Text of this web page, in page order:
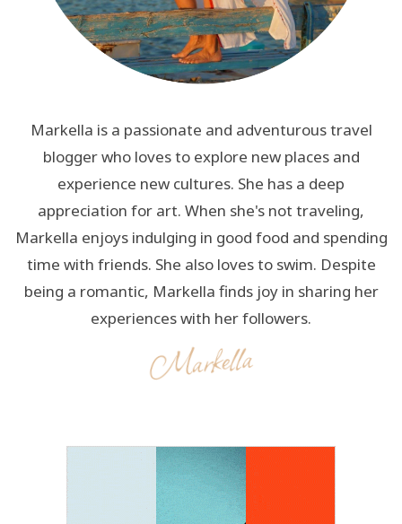
Markella is a passionate and adventurous travel
blogger who loves to explore new places and
experience new cultures. She has a deep
appreciation for art. When she's not traveling,
Markella enjoys indulging in good food and spending
time with friends. She also loves to swim. Despite
being a romantic, Markella finds joy in sharing her
experiences with her followers.